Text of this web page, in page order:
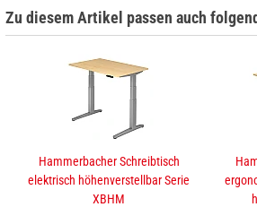
Zu diesem Artikel passen auch
Hammerbacher Schreibtisch
elektrisch höhenverstellbar Serie
XBHM